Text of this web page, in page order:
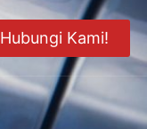
Hubungi Kami!